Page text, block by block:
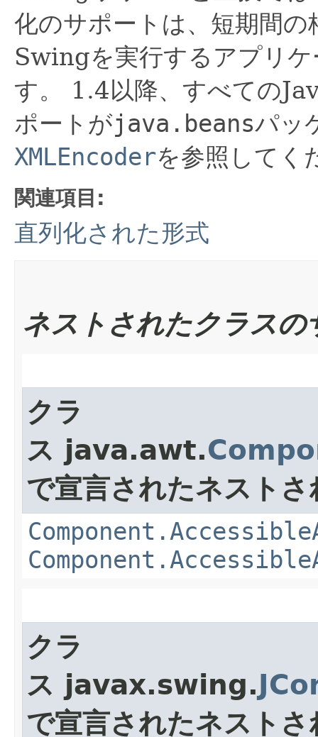
化のサポートは、短期間
Swingを実行するアプリ
す。
1.4以降、すべての
ポートがjava.beansパッ
XMLEncoderを参照してく
関連項目:
直列化された形式
ネストされたクラスの
クラ
ス java.awt.
で宣言されたネスト
クラ
ス javax.swing.
で宣言されたネスト